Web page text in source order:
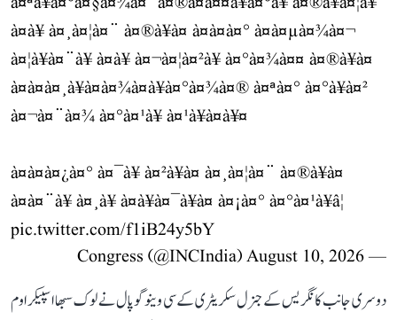
à¤­à¥ à¤¸à¤¦à¤¨ à¤®à¥à¤ à¤à¤à¤° à¤à¤µà¤¾à¤¬
à¤¦à¥à¤¨à¥ à¤à¥ à¤¬à¤¦à¤²à¥ à¤°à¤¾à¤¤ à¤®à¥à¤
à¤à¤à¤¸à¥à¤à¤¾à¤à¥à¤°à¤¾à¤® à¤ªà¤° à¤°à¥à¤²
à¤¬à¤¨à¤¾ à¤°à¤¹à¥ à¤¹à¥à¤à¥¤
à¤à¤à¤¿à¤° à¤¯à¥ à¤²à¥à¤ à¤¸à¤¦à¤¨ à¤®à¥à¤
à¤à¤¨à¥ à¤¸à¥ à¤à¥à¤¯à¥à¤ à¤¡à¤° à¤°à¤¹à¥â¦
pic.twitter.com/f1iB24y5bY
— Congress (@INCIndia)
August 10, 2026
دوسری جانب کانگریس کے جنرل سکریٹری کے سی وینوگوپال نے لوک سبھا اسپیکر اوم